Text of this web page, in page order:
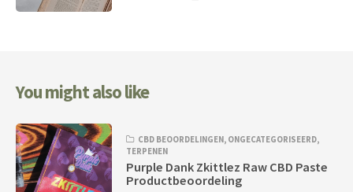
You might also like
CBD BEOORDELINGEN, ONGECATEGORISEERD,
TERPENEN
Purple Dank Zkittlez Raw CBD Paste
Productbeoordeling